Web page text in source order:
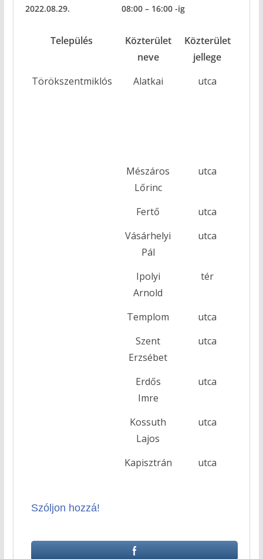
2022.08.29. 08:00– 16:00-ig
Település
Közterület
neve
Közterület
jellege
Törökszentmiklós Alatkai
utca
Mészáros
Lőrinc
utca
Fertő utca
Vásárhelyi
Pál
utca
Ipolyi
Arnold
tér
Templom
utca
Szent
Erzsébet
utca
Erdős
Imre
utca
Kossuth
Lajos
utca
Kapisztrán utca
Szóljon hozzá!